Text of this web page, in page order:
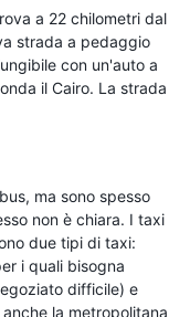
a 22 chilometri dal
strada a pedaggio
con un'auto a
il Cairo. La strada
ma sono spesso
non è chiara. I taxi
due tipi di taxi:
i quali bisogna
difficile) e
la metropolitana